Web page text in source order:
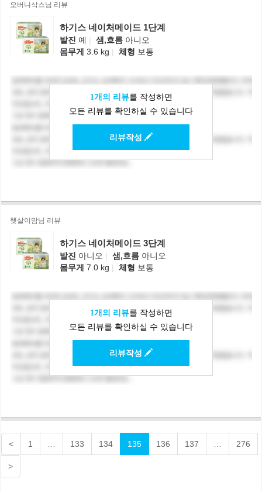
오버니삭스님 리뷰
하기스 네이처메이드 1단계
발진 예 | 샘,흐름 아니오
몸무게 3.6 kg | 체형 보통
1개의 리뷰를 작성하면
모든 리뷰를 확인하실 수 있습니다
리뷰작성
햇살이맘님 리뷰
하기스 네이처메이드 3단계
발진 아니오 | 샘,흐름 아니오
몸무게 7.0 kg | 체형 보통
1개의 리뷰를 작성하면
모든 리뷰를 확인하실 수 있습니다
리뷰작성
< 1 133 134 135 136 137 276
>